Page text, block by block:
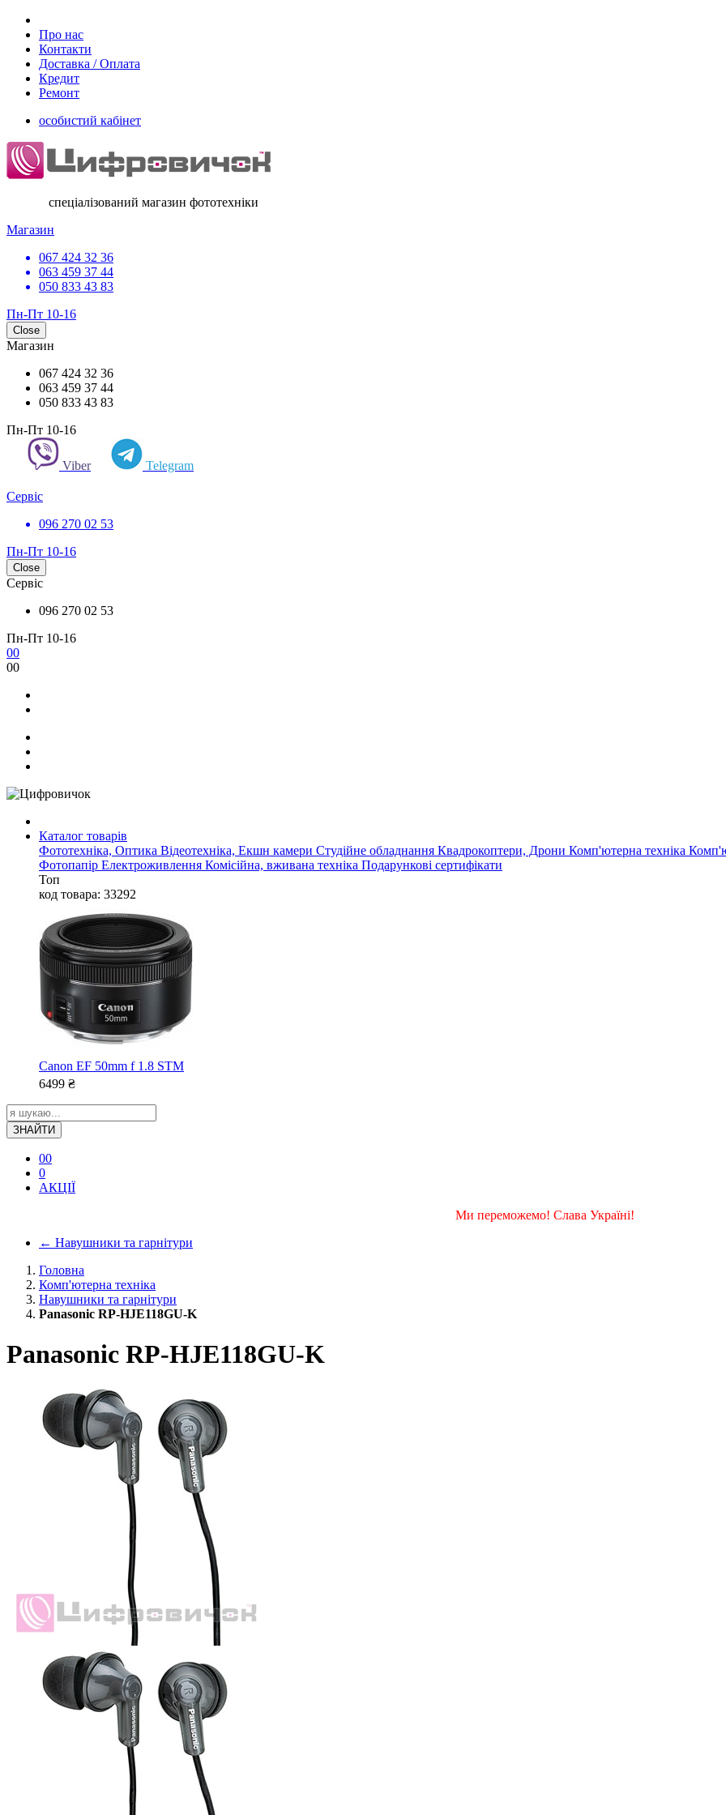
Про нас
Контакти
Доставка / Оплата
Кредит
Ремонт
особистий кабінет
спеціалізований магазин фототехніки
Магазин
067 424 32 36
063 459 37 44
050 833 43 83
Пн-Пт 10-16
Close
Магазин
067 424 32 36
063 459 37 44
050 833 43 83
Пн-Пт 10-16
Viber Telegram
Сервіс
096 270 02 53
Пн-Пт 10-16
Close
Сервіс
096 270 02 53
Пн-Пт 10-16
00
00
Каталог товарів
Фототехніка, Оптика Відеотехніка, Екшн камери Студійне обладнання Квадрокоптери, Дрони Комп'ютерна техніка
Фотопапір Електроживлення Комісійна, вживана техніка Подарункові сертифікати
Топ
код товара: 33292
Canon EF 50mm f 1.8 STM
6499 ₴
ЗНАЙТИ
00
0
АКЦІЇ
Ми переможемо! Слава Україні!
← Навушники та гарнітури
Головна
Комп'ютерна техніка
Навушники та гарнітури
Panasonic RP-HJE118GU-K
Panasonic RP-HJE118GU-K